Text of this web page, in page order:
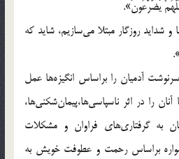
يَضّرَّعُونَ».
شدايد روزگار مبتلا مي‌سازيم، شايد كه
آدميان را براساس انگيزه‌ها عمل
را در اثر ناسپاسي‌ها،‌پيمان‌شكني‌ها،
به گرفتاري‌هاي فراوان و مشكلات
براساس رحمت و عطوفت خويش به